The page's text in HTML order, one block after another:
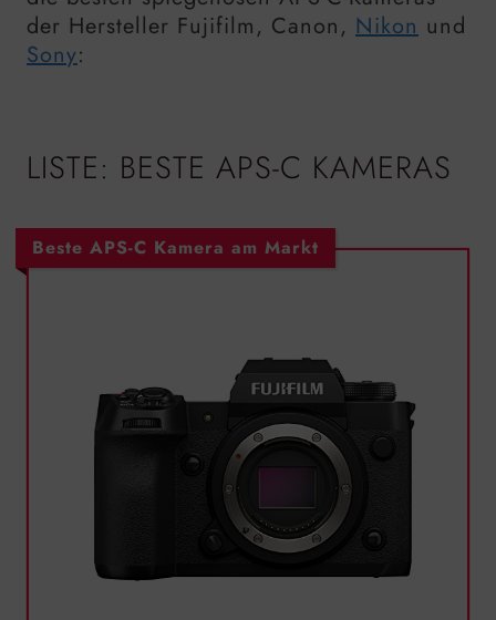
der Hersteller Fujifilm, Canon, Nikon und
Sony:
LISTE: BESTE APS-C KAMERAS
Beste APS-C Kamera am Markt